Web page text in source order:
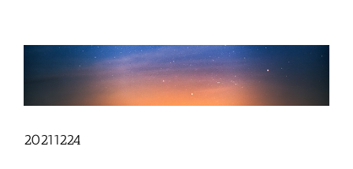
20211224